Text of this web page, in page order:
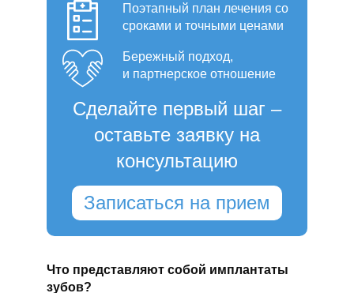
Поэтапный план лечения со
сроками и точными ценами
Бережный подход,
и партнерское отношение
Сделайте первый шаг –
оставьте заявку на
консультацию
Записаться на прием
Что представляют собой имплантаты
зубов?